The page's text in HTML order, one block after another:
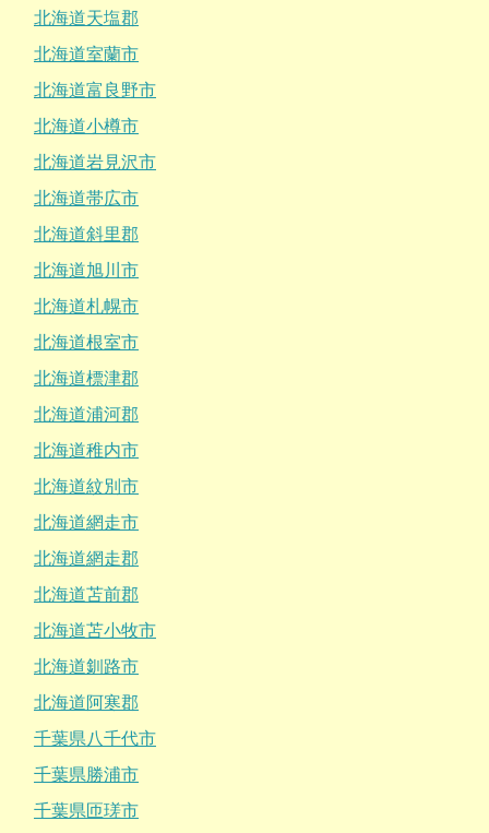
北海道天塩郡
北海道室蘭市
北海道富良野市
北海道小樽市
北海道岩見沢市
北海道帯広市
北海道斜里郡
北海道旭川市
北海道札幌市
北海道根室市
北海道標津郡
北海道浦河郡
北海道稚内市
北海道紋別市
北海道網走市
北海道網走郡
北海道苫前郡
北海道苫小牧市
北海道釧路市
北海道阿寒郡
千葉県八千代市
千葉県勝浦市
千葉県匝瑳市